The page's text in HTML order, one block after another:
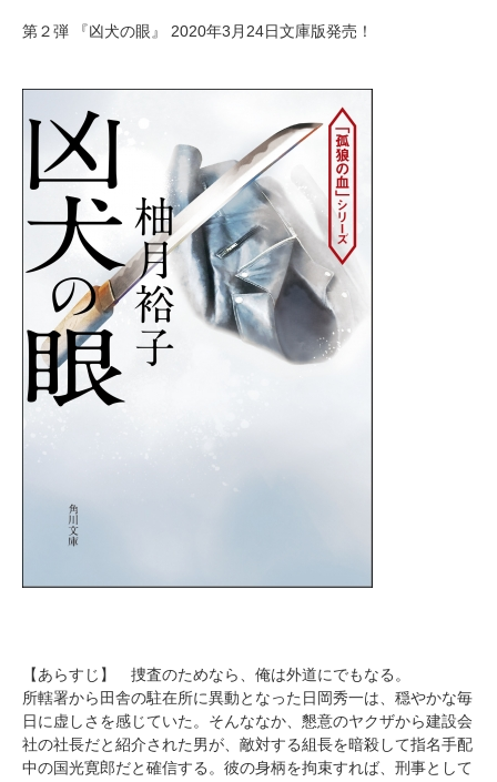
第２弾 『凶犬の眼』 2020年3月24日文庫版発売！
【あらすじ】 捜査のためなら、俺は外道にでもなる。
所轄署から田舎の駐在所に異動となった日岡秀一は、穏やかな毎
日に虚しさを感じていた。そんななか、懇意のヤクザから建設会
社の社長だと紹介された男が、敵対する組長を暗殺して指名手配
中の国光寛郎だと確信する。彼の身柄を拘束すれば、刑事として